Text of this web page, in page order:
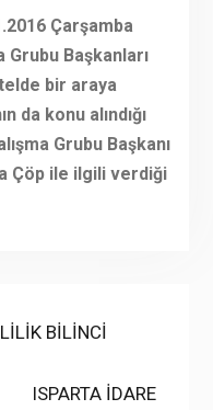
Çarşamba
Grubu Başkanları
bir araya
da konu alındığı
Grubu Başkanı
Çöp ile ilgili verdiği
BİLİNCİ
Next
ISPARTA İDARE